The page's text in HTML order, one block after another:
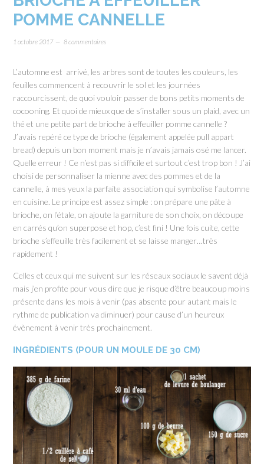
POMME CANNELLE
1 octobre 2017 8 commentaires
L’automne est arrivé, les arbres sont de toutes les couleurs, les
feuilles commencent à recouvrir le sol et les journées
raccourcissent, de quoi vouloir passer de bons petits moments de
cocooning. Et quoi de mieux que de s’installer sous un plaid, avec un
thé et une petite part de brioche à effeuiller pomme cannelle ?
J’avais repéré ce type de brioche (également appelée pull appart
bread) depuis un bon moment mais je n’avais jamais osé me lancer.
Quelle erreur ! Ce n’est pas si difficile et surtout c’est trop bon ! J’ai
choisi de personnaliser la mienne avec des pommes et de la
cannelle, à mes yeux la parfaite association qui symbolise l’automne
en cuisine. Le principe est assez simple : on prépare une pâte à
brioche, on l’étale, on ajoute la garniture de son choix, on découpe
en carrés qu’on superpose et hop, c’est fini ! Une fois cuite, cette
brioche s’effeuille très facilement et se laisse manger…très
rapidement !
Celles et ceux qui me suivent sur les réseaux sociaux le savent déjà
mais j’en profite pour vous dire que je risque d’être beaucoup moins
présente dans les mois à venir (pas absente pour autant mais le
rythme de publication va diminuer) pour cause d’un heureux
évènement à venir très prochainement.
INGRÉDIENTS (POUR UN MOULE DE 30 CM)